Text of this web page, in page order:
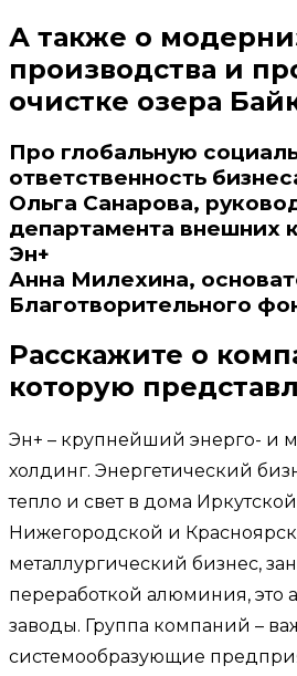
А также о
производства и
очистке озера
Про глобальную
ответственность
Ольга Санарова,
департамента внешних
Эн+
Анна Милехина,
Благотворительного
Расскажите о
которую
Эн+ – крупнейший энерго- и
холдинг. Энергетический
тепло и свет в дома
Нижегородской и
металлургический бизнес,
переработкой алюминия,
заводы. Группа компаний –
системообразующие